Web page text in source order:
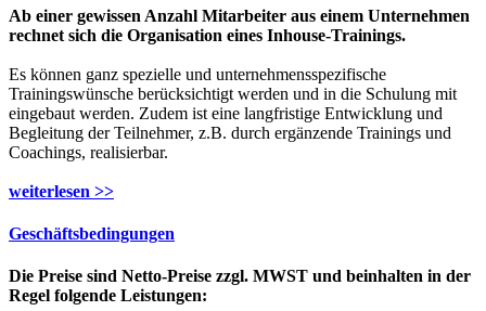
Ab einer gewissen Anzahl Mitarbeiter aus einem Unternehmen
rechnet sich die Organisation eines Inhouse-Trainings.
Es können ganz spezielle und unternehmensspezifische
Trainingswünsche berücksichtigt werden und in die Schulung mit
eingebaut werden. Zudem ist eine langfristige Entwicklung und
Begleitung der Teilnehmer, z.B. durch ergänzende Trainings und
Coachings, realisierbar.
weiterlesen >>
Geschäftsbedingungen
Die Preise sind Netto-Preise zzgl. MWST und beinhalten in der
Regel folgende Leistungen: